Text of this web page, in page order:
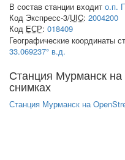
В состав станции входит о.п.
Код Экспресс-3/UIC: 2004200
Код ЕСР: 018409
Географические координаты
33.069237° в.д.
Станция Мурманск на
снимках
Станция Мурманск на